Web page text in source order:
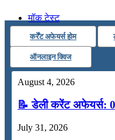
मॉक टेस्ट
टुडेज जीके
Menu Menu
कर्रेंट अफेयर्स होम
ऑनलाइन क्विज
August 4, 2026
📝 डेली करेंट अफेयर्स:
July 31, 2026